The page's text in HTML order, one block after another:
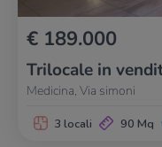
€ 189.000
Trilocale in
Medicina, Via simoni
3 locali 90 Mq